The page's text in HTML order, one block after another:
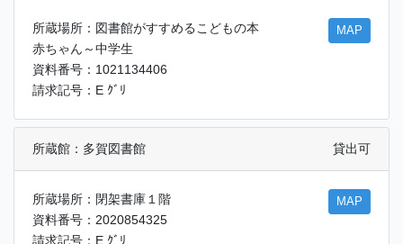
所蔵場所：図書館がすすめるこどもの本
赤ちゃん～中学生
資料番号：1021134406
請求記号：E ｸﾞﾘ
MAP
所蔵館：多賀図書館 貸出可
所蔵場所：閉架書庫１階
資料番号：2020854325
請求記号：E ｸﾞﾘ
MAP